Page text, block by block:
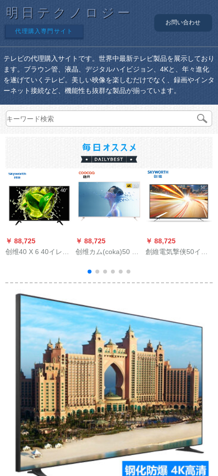
明日テクノロジー
代理購入専門サイト
お問い合わせ
テレビの代理購入サイトです。世界中最新テレビ製品を展示しており
ます。ブラウン管、液晶、デジタルハイビジョン、4Kと、年々進化
を遂げていくテレビ。美しい映像を楽しむだけでなく、録画やインタ
ーネット接続など、機能性も抜群な製品が揃っています。
￥ 88,725
创维40 X 6 40イレン
￥ 88,725
创维カム(coka)50 KX
グ・ビン・モク・ソ
ン・ホーン・ホース
イ・ラインネリング
液晶パネルパネルパ
ネ
￥ 88,725
創維電気撃侠50イン4
晶テレビ9創刊